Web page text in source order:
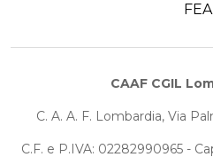
FEA
CAAF CGIL
C. A. A. F. Lombardia, Via
C.F. e P.IVA: 02282990965 -